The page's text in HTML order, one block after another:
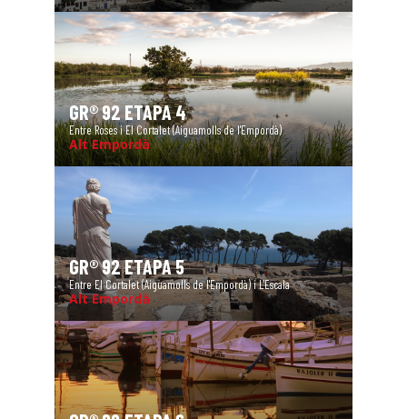
GR® 92 ETAPA 4
Entre Roses i El Cortalet (Aiguamolls de l'Empordà)
Alt Empordà
GR® 92 ETAPA 5
Entre El Cortalet (Aiguamolls de l'Empordà) i L'Escala
Alt Empordà